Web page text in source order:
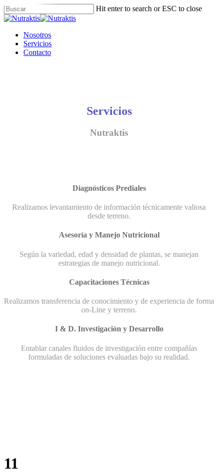
Skip
to
content
Hit enter to search or ESC to close
Close
Menu
Nosotros
Servicios
Contacto
Servicios
Nutraktis
Diagnósticos Prediales
Realizamos levantamiento de información técnicamente valiosa
desde terreno.
Asesoría y Manejo Nutricional
Según la variedad, edad y densidad de plantas, se manejan
estrategias de manejo nutricional.
Capacitaciones Técnicas
Realizamos transferencia de conocimiento y de experiencia de forma
on-Line y terreno.
I & D. Investigación y Desarrollo
Entablar canales fluidos de investigación entre compañías
formuladas de soluciones evaluadas bajo su realidad.
11